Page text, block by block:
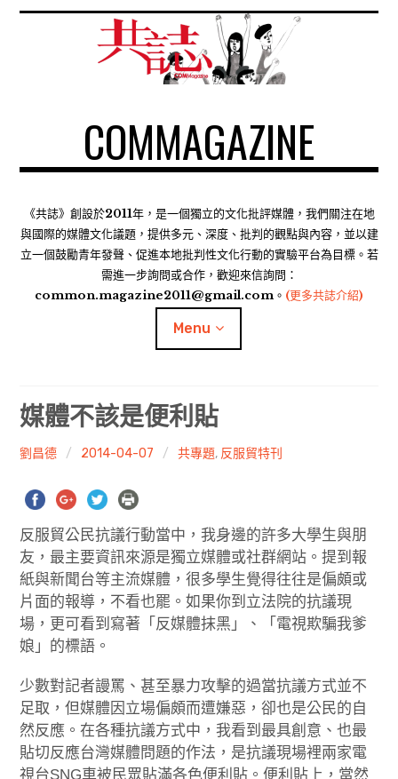
COMMAGAZINE
《共誌》創設於2011年，是一個獨立的文化批評媒體，我們關注在地
與國際的媒體文化議題，提供多元、深度、批判的觀點與內容，並以建
立一個鼓勵青年發聲、促進本地批判性文化行動的實驗平台為目標。若
需進一步詢問或合作，歡迎來信詢問：
common.magazine2011@gmail.com。 (更多共誌介紹)
Menu
共專題
共評論
共想/共享
共青年
文化誌
勞動誌
各期目錄
索取共誌
媒體不該是便利貼
劉昌德 2014-04-07 共專題, 反服貿特刊
反服貿公民抗議行動當中，我身邊的許多大學生與朋
友，最主要資訊來源是獨立媒體或社群網站。提到報
紙與新聞台等主流媒體，很多學生覺得往往是偏頗或
片面的報導，不看也罷。如果你到立法院的抗議現
場，更可看到寫著「反媒體抹黑」、「電視欺騙我爹
娘」的標語。
少數對記者謾罵、甚至暴力攻擊的過當抗議方式並不
足取，但媒體因立場偏頗而遭嫌惡，卻也是公民的自
然反應。在各種抗議方式中，我看到最具創意、也最
貼切反應台灣媒體問題的作法，是抗議現場裡兩家電
視台SNG車被民眾貼滿各色便利貼。便利貼上，當然